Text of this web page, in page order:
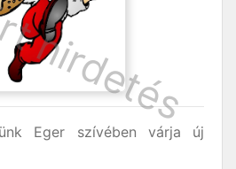
Eger szívében várja új